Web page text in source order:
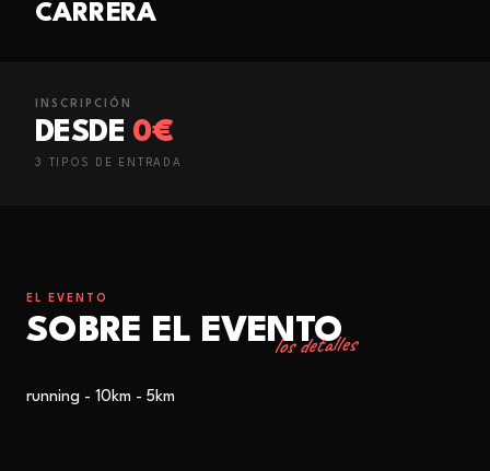
CARRERA
INSCRIPCIÓN
DESDE 0€
3 TIPO S DE ENTRADA
EL EVENTO
SOBRE EL EVENTO
los detalles
running - 10km - 5km